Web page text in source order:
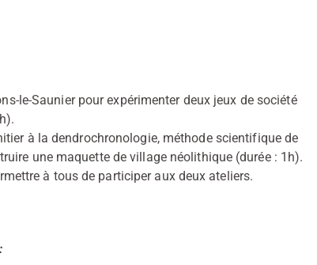
le-Saunier pour expérimenter deux jeux de société
à la dendrochronologie, méthode scientifique de
une maquette de village néolithique (durée : 1h).
à tous de participer aux deux ateliers.